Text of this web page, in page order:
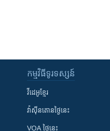
កម្មវិធី​ទូរទស្សន៍
វីដេអូ​ខ្មែរ
វ៉ាស៊ីនតោន​ថ្ងៃ​នេះ
VOA ថ្ងៃនេះ